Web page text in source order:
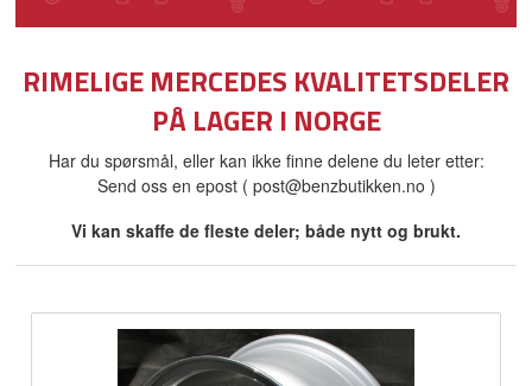
RIMELIGE MERCEDES KVALITETSDELER
PÅ LAGER I NORGE
Har du spørsmål, eller kan ikke finne delene du leter etter:
Send oss en epost ( post@benzbutikken.no )
Vi kan skaffe de fleste deler; både nytt og brukt.